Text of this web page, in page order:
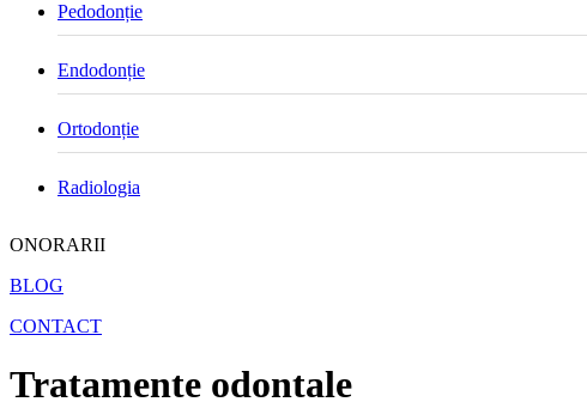
Pedodonție
Endodonție
Ortodonție
Radiologia
ONORARII
BLOG
CONTACT
Tratamente odontale